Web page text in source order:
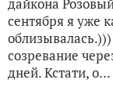
дайкона
сентября я уже
созревание
дней. Кстати, о...